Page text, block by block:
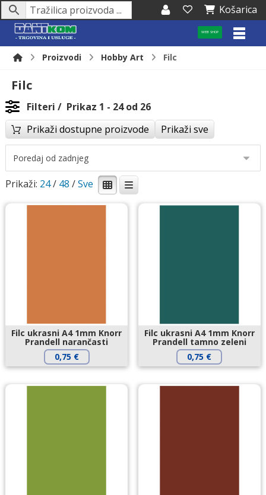
Košarica
WEB SHOP
Proizvodi Hobby Art Filc
Filc
Filteri
Prikaz 1 - 24 od 26
Prikaži dostupne proizvode
Prikaži sve
Prikaži: 24/ 48 /
Filc ukrasni A4 1mm Knorr
Prandell narančasti
0,75 €
Filc ukrasni A4 1mm Knorr
Prandell tamno zeleni
0,75 €